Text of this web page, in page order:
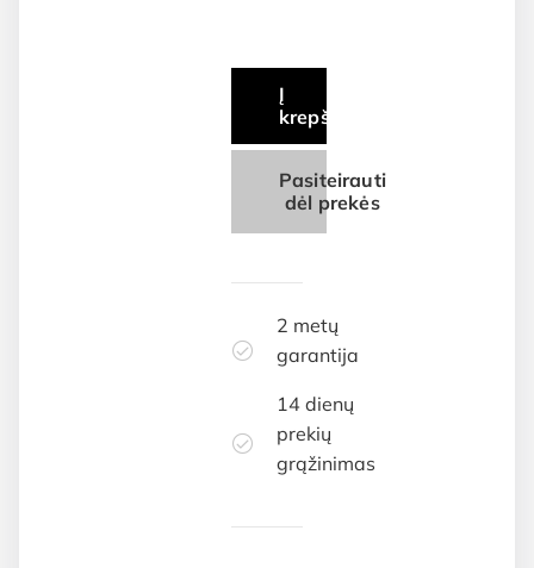
Į
krepšelį
Pasiteirauti
dėl prekės
2 metų
garantija
14 dienų
prekių
grąžinimas